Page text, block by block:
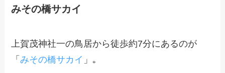
みその橋サカイ
上賀茂神社一の鳥居から徒歩約7分にあるのが
「みその橋サカイ 」｡